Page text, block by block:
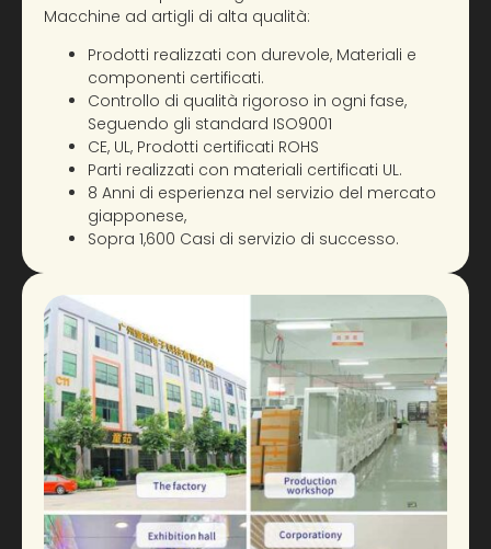
Macchine ad artigli di alta qualità:
Prodotti realizzati con durevole, Materiali e
componenti certificati.
Controllo di qualità rigoroso in ogni fase,
Seguendo gli standard ISO9001
CE, UL, Prodotti certificati ROHS
Parti realizzati con materiali certificati UL.
8 Anni di esperienza nel servizio del mercato
giapponese,
Sopra 1,600 Casi di servizio di successo.